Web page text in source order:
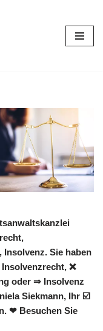
Sie haben
❌
oder ⇒ Insolvenz
Siekmann, Ihr ☑️
❤ Besuchen Sie